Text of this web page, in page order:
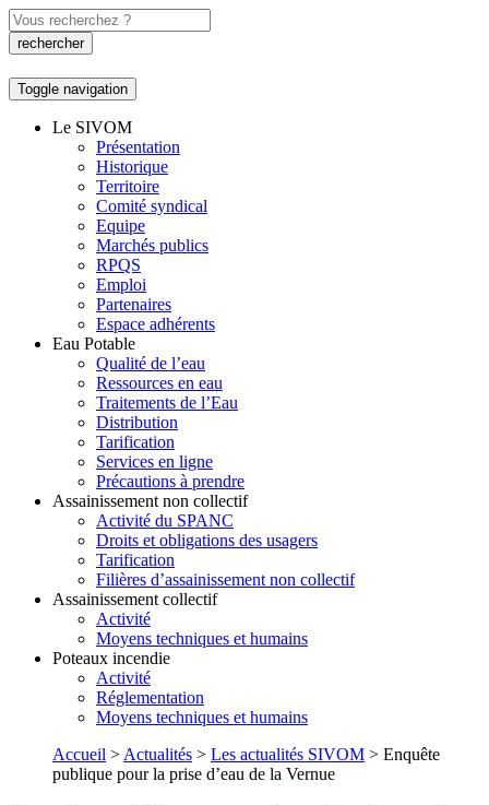
Toggle navigation
Le SIVOM
Présentation
Historique
Territoire
Comité syndical
Equipe
Marchés publics
RPQS
Emploi
Partenaires
Espace adhérents
Eau Potable
Qualité de l’eau
Ressources en eau
Traitements de l’Eau
Distribution
Tarification
Services en ligne
Précautions à prendre
Assainissement non collectif
Activité du SPANC
Droits et obligations des usagers
Tarification
Filières d’assainissement non collectif
Assainissement collectif
Activité
Moyens techniques et humains
Poteaux incendie
Activité
Réglementation
Moyens techniques et humains
Accueil >Actualités > Les actualités SIVOM > Enquête
publique pour la prise d’eau de la Vernue